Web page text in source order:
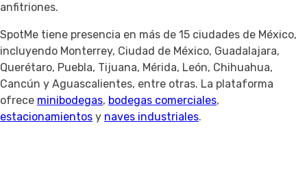
anfitriones.
SpotMe tiene presencia en más de 15 ciudades de México,
incluyendo Monterrey, Ciudad de México, Guadalajara,
Querétaro, Puebla, Tijuana, Mérida, León, Chihuahua,
Cancún y Aguascalientes, entre otras. La plataforma
ofrece minibodegas, bodegas comerciales,
estacionamientos y naves industriales.